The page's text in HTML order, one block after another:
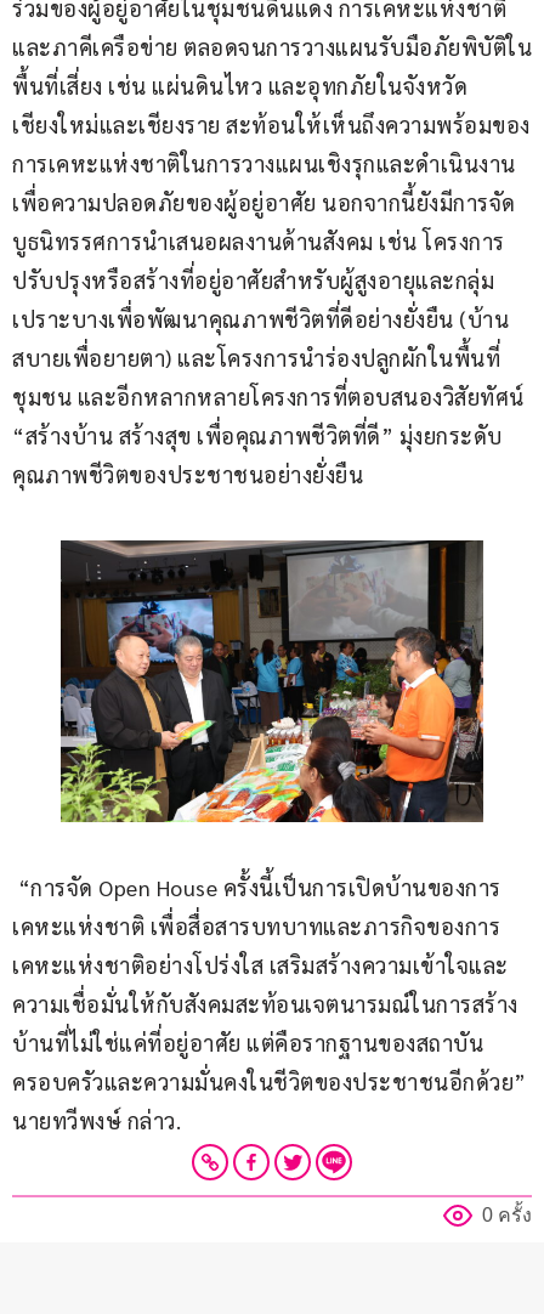
ร่วมของผู้อยู่อาศัยในชุมชนดินแดง การเคหะแห่งชาติ
และภาคีเครือข่าย ตลอดจนการวางแผนรับมือภัยพิบัติใน
พื้นที่เสี่ยง เช่น แผ่นดินไหว และอุทกภัยในจังหวัด
เชียงใหม่และเชียงราย สะท้อนให้เห็นถึงความพร้อมของ
การเคหะแห่งชาติในการวางแผนเชิงรุกและดำเนินงาน
เพื่อความปลอดภัยของผู้อยู่อาศัย นอกจากนี้ยังมีการจัด
บูธนิทรรศการนำเสนอผลงานด้านสังคม เช่น โครงการ
ปรับปรุงหรือสร้างที่อยู่อาศัยสำหรับผู้สูงอายุและกลุ่ม
เปราะบางเพื่อพัฒนาคุณภาพชีวิตที่ดีอย่างยั่งยืน (บ้าน
สบายเพื่อยายตา) และโครงการนำร่องปลูกผักในพื้นที่
ชุมชน และอีกหลากหลายโครงการที่ตอบสนองวิสัยทัศน์
“สร้างบ้าน สร้างสุข เพื่อคุณภาพชีวิตที่ดี” มุ่งยกระดับ
คุณภาพชีวิตของประชาชนอย่างยั่งยืน
“การจัด Open House ครั้งนี้เป็นการเปิดบ้านของการ
เคหะแห่งชาติ เพื่อสื่อสารบทบาทและภารกิจของการ
เคหะแห่งชาติอย่างโปร่งใส เสริมสร้างความเข้าใจและ
ความเชื่อมั่นให้กับสังคมสะท้อนเจตนารมณ์ในการสร้าง
บ้านที่ไม่ใช่แค่ที่อยู่อาศัย แต่คือรากฐานของสถาบัน
ครอบครัวและความมั่นคงในชีวิตของประชาชนอีกด้วย”
นายทวีพงษ์ กล่าว.
0 ครั้ง